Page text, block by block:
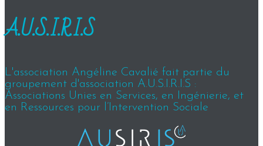
A.U.S.I.R.I.S
L'association Angéline Cavalié fait partie du
groupement d'association A.U.S.I.R.I.S :
Associations Unies en Services, en Ingénierie, et
en Ressources pour l’Intervention Sociale